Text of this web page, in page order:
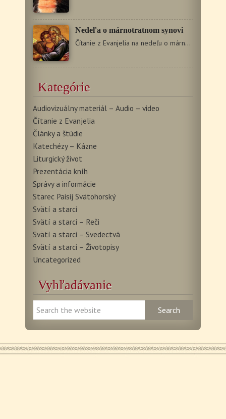
Nedeľa o márnotratnom synovi
Čítanie z Evanjelia na nedeľu o márnotratnom synovi Lk…
Kategórie
Audiovizuálny materiál – Audio – video
Čítanie z Evanjelia
Články a štúdie
Katechézy – Kázne
Liturgický život
Prezentácia kníh
Správy a informácie
Starec Paisij Svätohorský
Svätí a starci
Svätí a starci – Reči
Svätí a starci – Svedectvá
Svätí a starci – Životopisy
Uncategorized
Vyhľadávanie